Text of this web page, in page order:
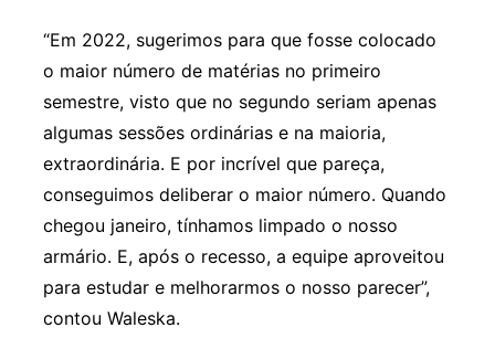
“Em 2022, sugerimos para que fosse colocado
o maior número de matérias no primeiro
semestre, visto que no segundo seriam apenas
algumas sessões ordinárias e na maioria,
extraordinária. E por incrível que pareça,
conseguimos deliberar o maior número. Quando
chegou janeiro, tínhamos limpado o nosso
armário. E, após o recesso, a equipe aproveitou
para estudar e melhorarmos o nosso parecer”,
contou Waleska.